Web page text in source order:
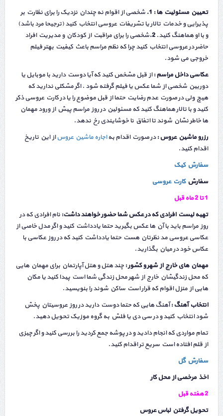
تعیین مسئولیت ها : 1. شخصی از اقوام نه چندان نزدیک را برای نظارت بر
پذیرایی و خدمات تالار یا تشریفات عروسی انتخاب کنید (ترجیحا مرد باشد)
و با او هماهنگ کنید.
شخصی را برای مراقبت از کودکان و مدیریت افراد
حاضر در عروسی انتخاب کنید چرا که نظم مراسم باعث کیفیت بهتر فیلم
خروجی می شود.
عکاسی داخل مراسم :از قبل مشخص کنید که آیا دوست دارید با موبایل یا
دوربین شخصی از شما عکس یا فیلم گرفته شود . اگر مشکلی ندارید که
هیچ ولی در صورت عدم رضایت حتما از قبل موضوع را یا در کارت عروسی ذکر
کنید و با تالار هماهنگ کنید که مسئولین در روز مراسم پیش از ورود مهمان
ها خاطر نشان شوند تا اتفاق نا خوشایندی رخ ندهد.
رزرو ماشین عروس :در صورت اقدام بهاجاره ماشین عروساز این تاریخ
اقدام کنید.
سفارش کیک
سفارشکارت عروسی
1 تا 2 ماه قبل
تهیه لیست افرادی که در عکس شما حضور خواهند داشت: نام افرادی که در
روز مراسم باید با آن ها عکس بگیرید حتما یادداشت کنید و اگر مدل خاصی از
عکاسی عروسی مد نظرتان هست حتما یادداشت کنید که در روز عکاسی با
عکاس خود در میان بگذارید.
مهمان های خارج از شهر و کشور : چند هتل و هتل آپارتمان برای مهمان هایی
که محل زندگیشان خارج از شهر محل زندگی شما است پیدا کنید یا مکان
هایی از منزل اقوام که قرار است ساکن شوند را بنویسید.
انتخاب آهنگ :آهنگ هایی که حتما دوست دارید در روز عروسیتان پخش
شود انتخاب کنید و در سی دی یا فلش به گروه موزیک تحویل دهید.
تمام مواردی که انجام دادید و در پوشه جمع کردید را بررسی کنید و اگر چیزی
از قلم افتاده است سریع تر اقدام کنید.
سفارش گل
اخذ مرخصی از محل کار
2 هفته قبل
تحویل گرفتن لباس عروس